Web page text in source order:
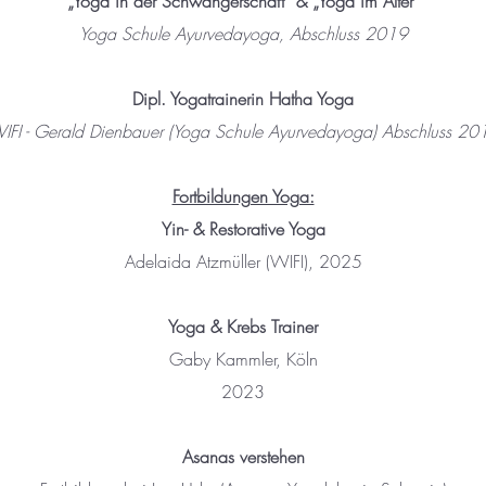
Yoga Schule Ayurvedayoga, Abschluss 2019
Dipl. Yogatrainerin Hatha Yoga
- Gerald Dienbauer (Yoga Schule Ayurvedayoga) Abschluss
Fortbildungen Yoga:
Yin- & Restorative Yoga
Adelaida Atzmüller (WIFI), 2025
Yoga & Krebs Trainer
Gaby Kammler, Köln
2023
Asanas verstehen